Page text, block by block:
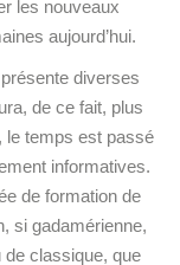
les nouveaux
aujourd’hui.
présente diverses
de ce fait, plus
le temps est passé
informatives.
de formation de
si gadamérienne,
de classique, que